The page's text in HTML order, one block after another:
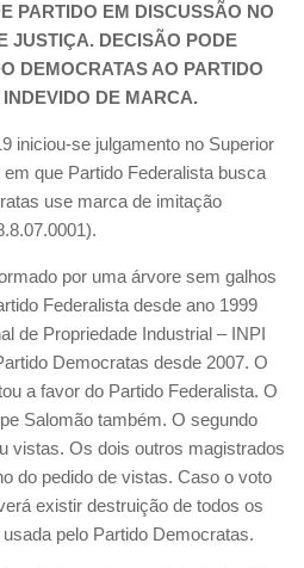
PARTIDO EM DISCUSSÃO NO
JUSTIÇA. DECISÃO PODE
DEMOCRATAS AO PARTIDO
DE MARCA.
iniciou-se julgamento no Superior
que Partido Federalista busca
use marca de imitação
por uma árvore sem galhos
Federalista desde ano 1999
de Propriedade Industrial – INPI
Democratas desde 2007. O
a favor do Partido Federalista. O
Salomão também. O segundo
vistas. Os dois outros magistrados
do pedido de vistas. Caso o voto
existir destruição de todos os
pelo Partido Democratas.